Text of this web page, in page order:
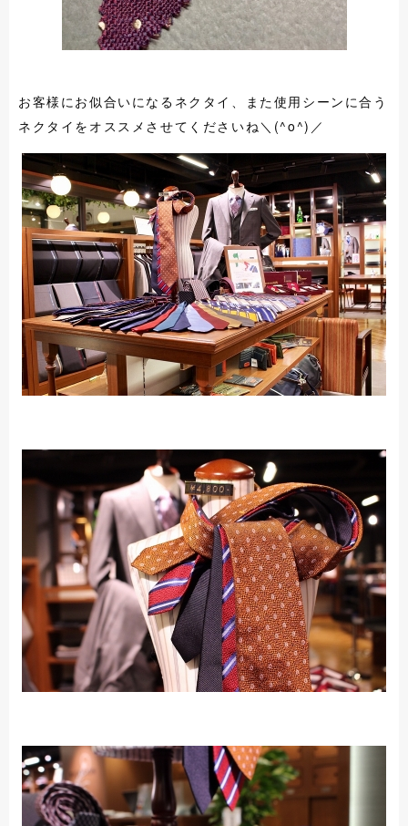
お客様にお似合いになるネクタイ、また使用シーンに合う
ネクタイをオススメさせてくださいね＼(^o^)／